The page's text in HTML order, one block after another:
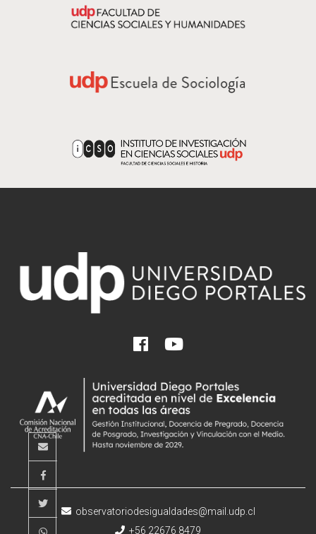
observatoriodesigualdades@mail.udp.cl
+56 22676 8479